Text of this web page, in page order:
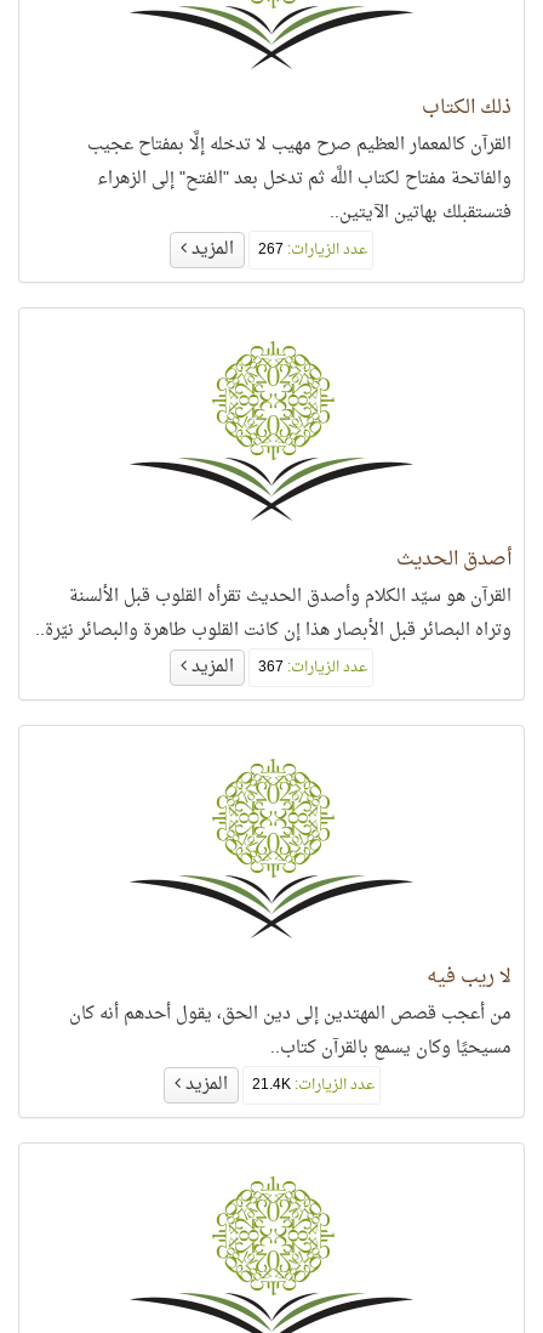
ذلك الكتاب
القرآن كالمعمار العظيم صرح مهيب لا تدخله إلَّا بمفتاح عجيب
والفاتحة مفتاح لكتاب اللَّه ثم تدخل بعد "الفتح" إلى الزهراء
فتستقبلك بهاتين الآيتين..
عدد الزيارات: المزيد
أصدق الحديث
القرآن هو سيّد الكلام وأصدق الحديث تقرأه القلوب قبل الألسنة
وتراه البصائر قبل الأبصار هذا إن كانت القلوب طاهرة والبصائر نيّرة..
عدد الزيارات: المزيد
لا ريب فيه
من أعجب قصص المهتدين إلى دين الحق، يقول أحدهم أنه كان
مسيحيًا وكان يسمع بالقرآن كتاب..
عدد الزيارات:21.4K المزيد